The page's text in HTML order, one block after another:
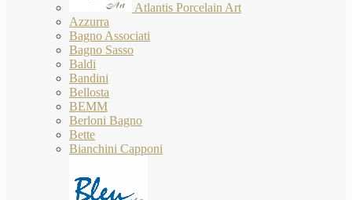
Atlantis Porcelain Art
Azzurra
Bagno Associati
Bagno Sasso
Baldi
Bandini
Bellosta
BEMM
Berloni Bagno
Bette
Bianchini Capponi